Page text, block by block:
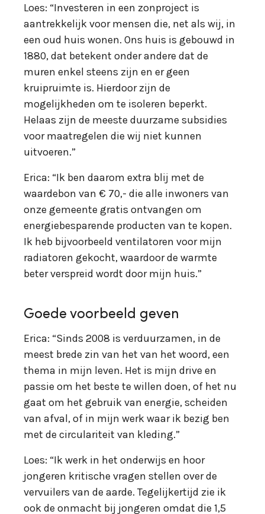
Loes: “Investeren in een zonproject is
aantrekkelijk voor mensen die, net als wij, in
een oud huis wonen. Ons huis is gebouwd in
1880, dat betekent onder andere dat de
muren enkel steens zijn en er geen
kruipruimte is. Hierdoor zijn de
mogelijkheden om te isoleren beperkt.
Helaas zijn de meeste duurzame subsidies
voor maatregelen die wij niet kunnen
uitvoeren.”
Erica: “Ik ben daarom extra blij met de
waardebon van € 70,- die alle inwoners van
onze gemeente gratis ontvangen om
energiebesparende producten van te kopen.
Ik heb bijvoorbeeld ventilatoren voor mijn
radiatoren gekocht, waardoor de warmte
beter verspreid wordt door mijn huis.”
Goede voorbeeld geven
Erica: “Sinds 2008 is verduurzamen, in de
meest brede zin van het van het woord, een
thema in mijn leven. Het is mijn drive en
passie om het beste te willen doen, of het nu
gaat om het gebruik van energie, scheiden
van afval, of in mijn werk waar ik bezig ben
met de circulariteit van kleding.”
Loes: “Ik werk in het onderwijs en hoor
jongeren kritische vragen stellen over de
vervuilers van de aarde. Tegelijkertijd zie ik
ook de onmacht bij jongeren omdat die 1,5